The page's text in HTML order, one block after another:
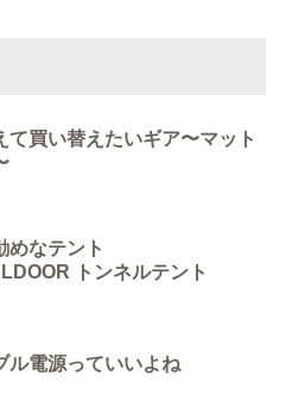
て買い替えたいギア〜マット
めなテント
トンネルテント
ル電源っていいよね